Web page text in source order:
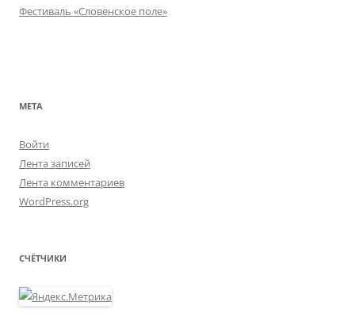
Фестиваль «Словенское поле»
МЕТА
Войти
Лента записей
Лента комментариев
WordPress.org
СЧЁТЧИКИ